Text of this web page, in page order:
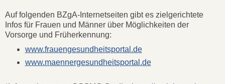
Auf folgenden BZgA-Internetseiten gibt es zielgerichtete
Infos für Frauen und Männer über Möglichkeiten der
Vorsorge und Früherkennung:
www.frauengesundheitsportal.de
www.maennergesundheitsportal.de